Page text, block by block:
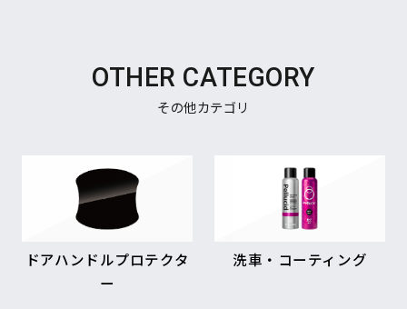
OTHER CATEGORY
その他カテゴリ
ドアハンドルプロテクタ
ー
洗車・コーティング